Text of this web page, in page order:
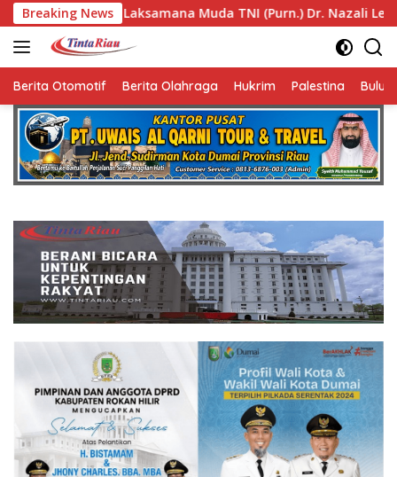
Langsung
ke
konten
Breaking News
Muda TNI (Purn.) Dr. Nazali Lempo Layak
Berita Otomotif Berita Olahraga Hukrim Palestina